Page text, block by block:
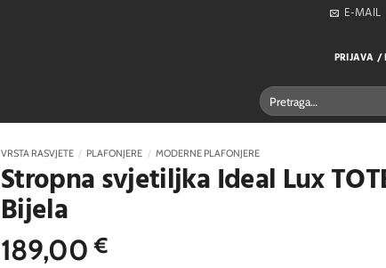
E-MAIL
PRIJAVA /
Pretraži:
VRSTA RASVJETE / PLAFONJERE / MODERNE PLAFONJERE
Stropna svjetiljka Ideal Lux
Bijela
189,00€